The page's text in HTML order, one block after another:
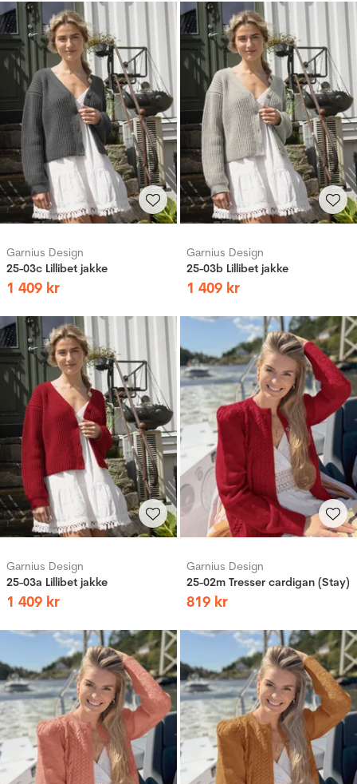
Garnius Design
25-03c Lillibet jakke
1 409 kr
Garnius Design
25-03b Lillibet jakke
1 409 kr
Garnius Design
25-03a Lillibet jakke
1 409 kr
Garnius Design
25-02m Tresser cardigan (Stay)
819 kr